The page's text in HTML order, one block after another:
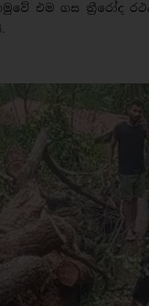
එම ගස ත්‍රීරෝද